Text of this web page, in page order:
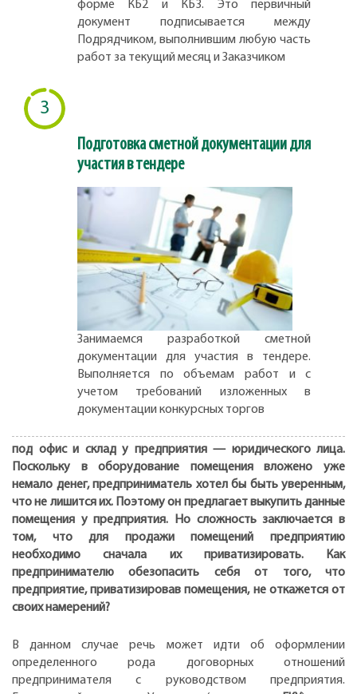
форме КБ2 и КБ3. Это первичный
документ подписывается между
Подрядчиком, выполнившим любую часть
работ за текущий месяц и Заказчиком
3
Подготовка сметной документации для
участия в тендере
Занимаемся разработкой сметной
документации для участия в тендере.
Выполняется по объемам работ и с
учетом требований изложенных в
документации конкурсных торгов
под офис и склад у предприятия — юридического лица.
Поскольку в оборудование помещения вложено уже
немало денег, предприниматель хотел бы быть уверенным,
что не лишится их. Поэтому он предлагает выкупить данные
помещения у предприятия. Но сложность заключается в
том, что для продажи помещений предприятию
необходимо сначала их приватизировать. Как
предпринимателю обезопасить себя от того, что
предприятие, приватизировав помещения, не откажется от
своих намерений?
В данном случае речь может идти об оформлении
определенного рода договорных отношений
предпринимателя с руководством предприятия.